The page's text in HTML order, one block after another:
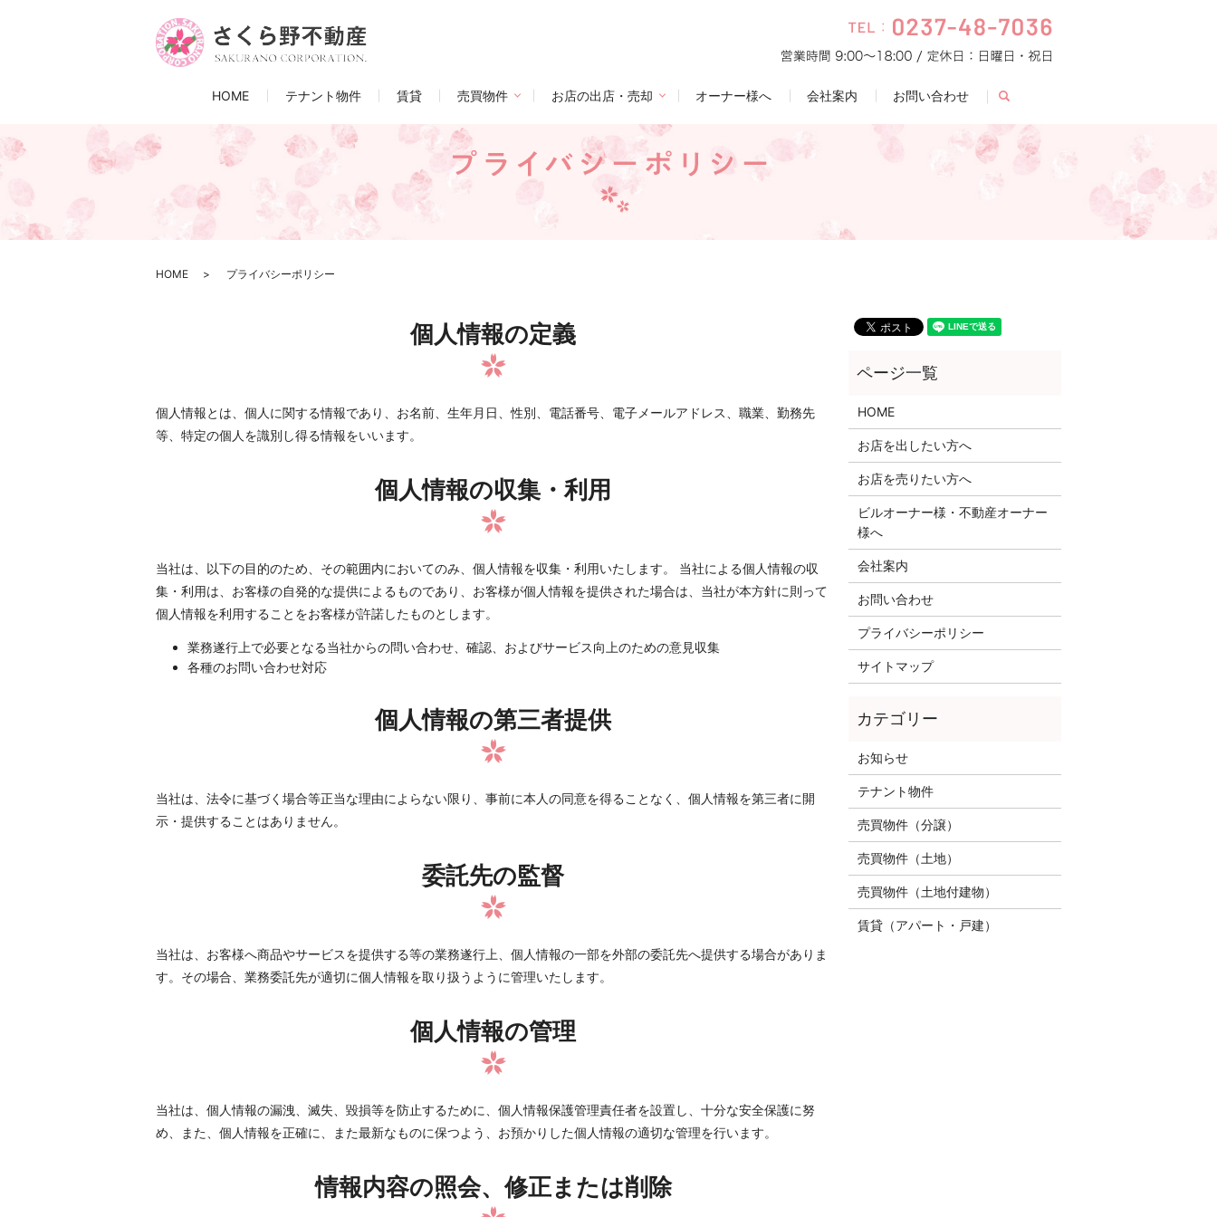
HOME テナント物件 賃貸 売買物件 お店の出店・売却 オーナー様へ 会社案内 お問い合わせ search
HOME プライバシーポリシー
個人情報の定義
個人情報とは、個人に関する情報であり、お名前、生年月日、性別、電話番号、電子メールアドレス、職業、勤務先
等、特定の個人を識別し得る情報をいいます。
個人情報の収集・利用
当社は、以下の目的のため、その範囲内においてのみ、個人情報を収集・利用いたします。 当社による個人情報の収
集・利用は、お客様の自発的な提供によるものであり、お客様が個人情報を提供された場合は、当社が本方針に則って
個人情報を利用することをお客様が許諾したものとします。
業務遂行上で必要となる当社からの問い合わせ、確認、およびサービス向上のための意見収集
各種のお問い合わせ対応
個人情報の第三者提供
当社は、法令に基づく場合等正当な理由によらない限り、事前に本人の同意を得ることなく、個人情報を第三者に開
示・提供することはありません。
委託先の監督
当社は、お客様へ商品やサービスを提供する等の業務遂行上、個人情報の一部を外部の委託先へ提供する場合がありま
す。その場合、業務委託先が適切に個人情報を取り扱うように管理いたします。
個人情報の管理
当社は、個人情報の漏洩、滅失、毀損等を防止するために、個人情報保護管理責任者を設置し、十分な安全保護に努
め、また、個人情報を正確に、また最新なものに保つよう、お預かりした個人情報の適切な管理を行います。
情報内容の照会、修正または削除
HOME
お店を出したい方へ
お店を売りたい方へ
ビルオーナー様・不動産オーナー
様へ
会社案内
お問い合わせ
プライバシーポリシー
サイトマップ
お知らせ
テナント物件
売買物件（分譲）
売買物件（土地）
売買物件（土地付建物）
賃貸（アパート・戸建）